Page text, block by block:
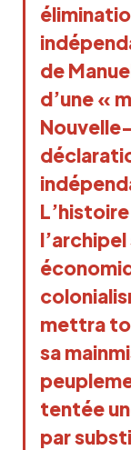
de
d’une «
mettra
sa
tentée
par